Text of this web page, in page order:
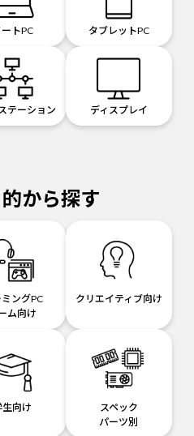
トPC タブレットPC
テーション ディスプレイ
から探す
ングPC
ム向け
クリエイティブ向け
生向け
スペック
パーツ別